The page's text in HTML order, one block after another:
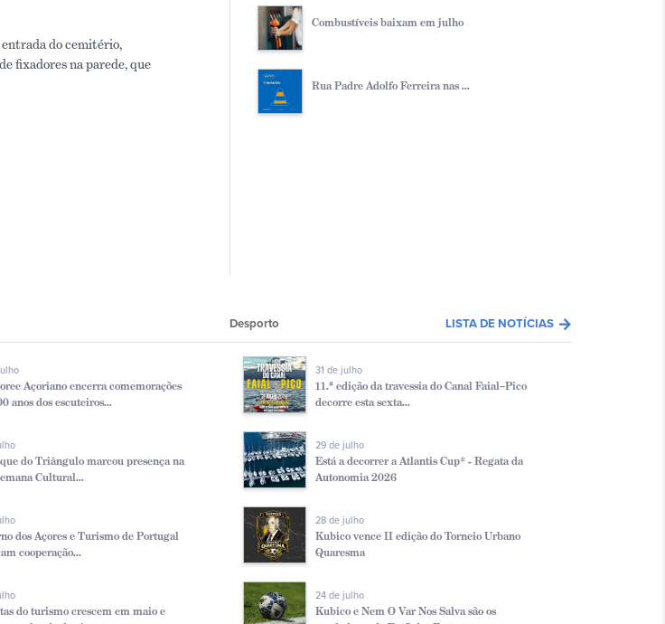
do cemitério,
fixadores na parede, que
Combustíveis baixam em julho
Rua Padre Adolfo Ferreira nas ...
Desporto LISTA DE NOTÍCIAS arrow_forward
Açoriano encerra comemorações
anos dos escuteiros...
do Triângulo marcou presença na
Cultural...
dos Açores e Turismo de Portugal
cooperação...
do turismo crescem em maio e
31 de julho
11.ª edição da travessia do Canal Faial–Pico
decorre esta sexta...
29 de julho
Está a decorrer a Atlantis Cup® - Regata da
Autonomia 2026
28 de julho
Kubico vence II edição do Torneio Urbano
Quaresma
24 de julho
Kubico e Nem O Var Nos Salva são os